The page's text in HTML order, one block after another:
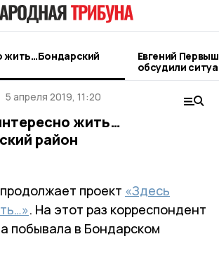
жить…Бондарский
Евгений
обсудили
топливном
5 апреля 2019, 11:20
жить…
район
проект «Здесь
. На этот раз корреспондент
побывала в Бондарском